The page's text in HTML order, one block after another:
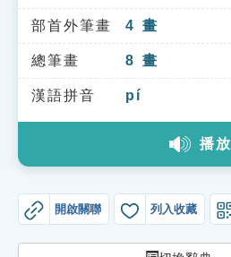
知識索引
單字索引
生命大百科索引
教學應用
貓頭鷹博士
部首外筆畫 4 畫
總筆畫 8 畫
漢語拼音 pí
播放
開啟關聯 列入收藏